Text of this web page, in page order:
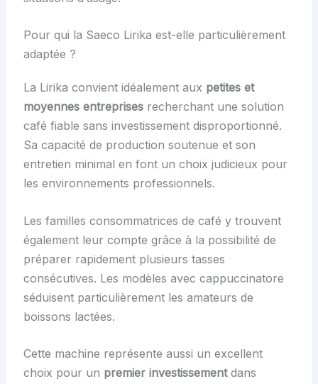
Pour qui la Saeco Lirika est-elle particulièrement
adaptée ?
La Lirika convient idéalement aux petites et
moyennes entreprisesrecherchant une solution
café fiable sans investissement disproportionné.
Sa capacité de production soutenue et son
entretien minimal en font un choix judicieux pour
les environnements professionnels.
Les familles consommatrices de café y trouvent
également leur compte grâce à la possibilité de
préparer rapidement plusieurs tasses
consécutives. Les modèles avec cappuccinatore
séduisent particulièrement les amateurs de
boissons lactées.
Cette machine représente aussi un excellent
choix pour un premier investissementdans